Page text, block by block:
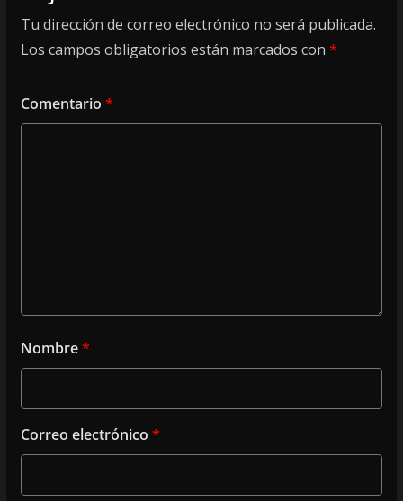
Tu dirección de correo electrónico no será publicada.
Los campos obligatorios están marcados con *
Comentario *
Nombre*
Correo electrónico *